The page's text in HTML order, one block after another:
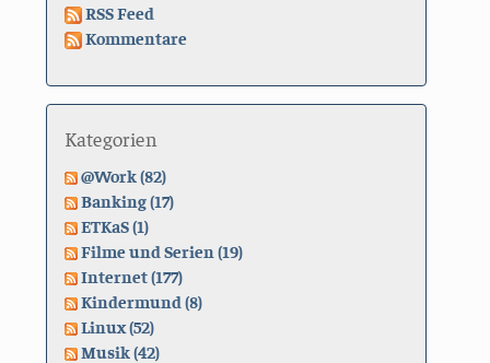
RSS Feed
Kommentare
Kategorien
@Work (82)
Banking (17)
ETKaS (1)
Filme und Serien (19)
Internet (177)
Kindermund (8)
Linux (52)
Musik (42)